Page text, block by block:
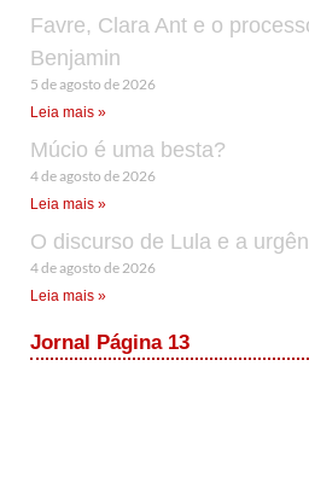
Favre, Clara Ant e o
Benjamin
5 de agosto de 2026
Leia mais »
Múcio é uma besta?
4 de agosto de 2026
Leia mais »
O discurso de Lula e a
4 de agosto de 2026
Leia mais »
Jornal Página 13